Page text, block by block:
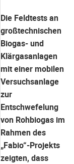
Die Feldtests an
großtechnischen
Biogas- und
Klärgasanlagen
mit einer mobilen
Versuchsanlage
zur
Entschwefelung
von Rohbiogas im
Rahmen des
„Fabio“-Projekts
zeigten, dass